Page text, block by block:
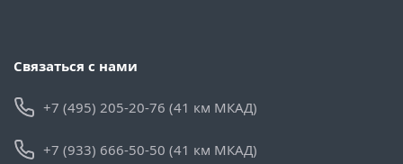
Связаться с нами
+7 (495) 205-20-76 (41 км МКАД)
+7 (933) 666-50-50 (41 км МКАД)